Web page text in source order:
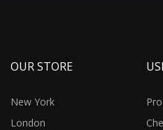
OUR STORE
New York
London